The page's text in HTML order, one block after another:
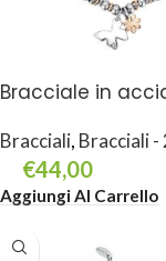
Bracciale in
Bracciali, Bracciali -
€44,00
Aggiungi Al Carrello